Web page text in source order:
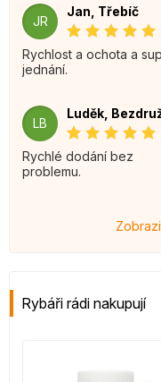
JR
Jan, Třebíč
Rychlost a ochota a super
jednání.
LB
Luděk,
Rychlé dodání bez
problemu.
Rybáři rádi nakupují